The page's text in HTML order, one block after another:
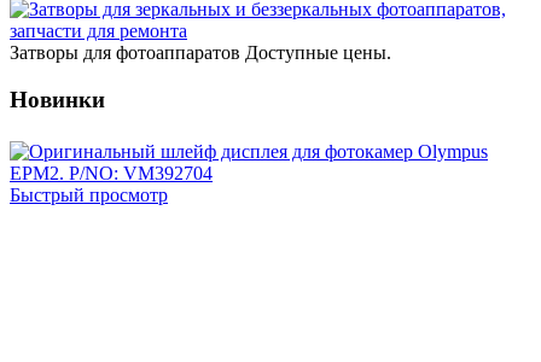
Затворы для фотоаппаратов Доступные цены.
Новинки
Быстрый просмотр